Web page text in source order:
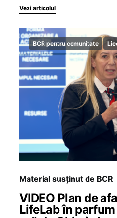
Vezi articolul
BCR pentru comunitate
Material susținut de BCR
VIDEO Plan de
LifeLab în parfum